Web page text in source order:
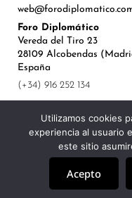
Foro Diplomático
Vereda del Tiro 23
28109 Alcobendas
España
(+34) 916 252 134
Utilizamos cookies
experiencia al usuario
este sitio
Acepto